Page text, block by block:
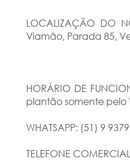
LOCALIZAÇÃO DO
Viamão, Parada 85,
HORÁRIO DE
plantão somente pelo
WHATSAPP: (51) 9
TELEFONE